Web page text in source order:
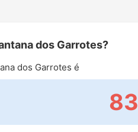
dos Garrotes?
dos Garrotes é
83